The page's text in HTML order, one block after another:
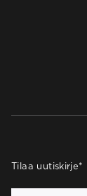
Tilaa uutiskirje*